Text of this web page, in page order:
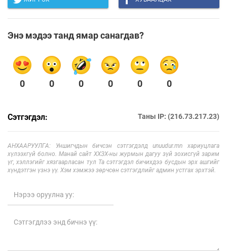
Энэ мэдээ танд ямар санагдав?
0 0 0 0 0 0
Сэтгэгдэл: Таны IP: (216.73.217.23)
АНХААРУУЛГА: Уншигчдын бичсэн сэтгэгдэлд unuudur.mn хариуцлага
хүлээхгүй болно. Манай сайт ХХЗХ-ны журмын дагуу зүй зохисгүй зарим
үг, хэллэгийг хязгаарласан тул Та сэтгэгдэл бичихдээ бусдын эрх ашгийг
хүндэтгэн үзнэ үү. Хэм хэмжээ зөрчсөн сэтгэгдлийг админ устгах эрхтэй.